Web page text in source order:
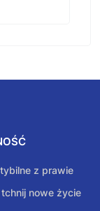
z prawie
nowe życie